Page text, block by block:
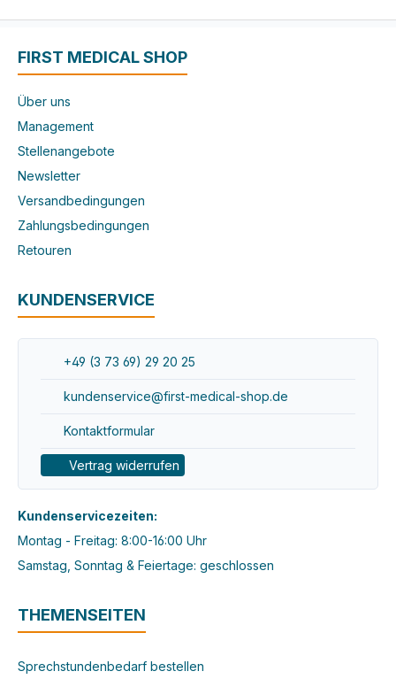
FIRST MEDICAL SHOP
Über uns
Management
Stellenangebote
Newsletter
Versandbedingungen
Zahlungsbedingungen
Retouren
KUNDENSERVICE
+49 (3 73 69) 29 20 25
kundenservice@first-medical-shop.de
Kontaktformular
Vertrag widerrufen
Kundenservicezeiten:
Montag - Freitag: 8:00-16:00 Uhr
Samstag, Sonntag & Feiertage: geschlossen
THEMENSEITEN
Sprechstundenbedarf bestellen